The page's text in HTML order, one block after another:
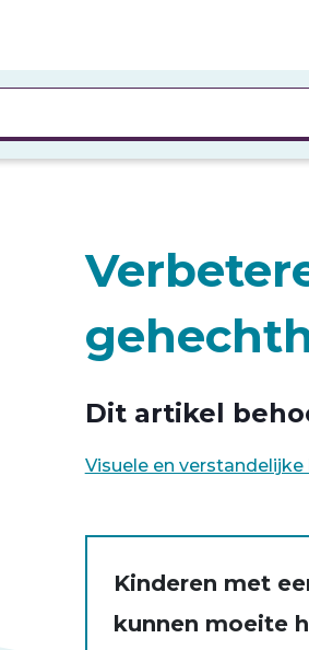
Dit artikel
Visuele en
Kinderen met
kunnen moeite